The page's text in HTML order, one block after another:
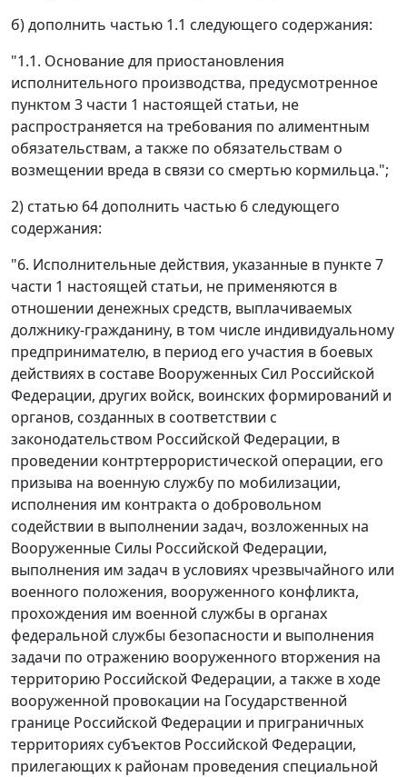
б) дополнить частью 1.1 следующего содержания:
"1.1. Основание для приостановления
исполнительного производства, предусмотренное
пунктом 3 части 1 настоящей статьи, не
распространяется на требования по алиментным
обязательствам, а также по обязательствам о
возмещении вреда в связи со смертью кормильца.";
2) статью 64 дополнить частью 6 следующего
содержания:
"6. Исполнительные действия, указанные в пункте 7
части 1 настоящей статьи, не применяются в
отношении денежных средств, выплачиваемых
должнику-гражданину, в том числе индивидуальному
предпринимателю, в период его участия в боевых
действиях в составе Вооруженных Сил Российской
Федерации, других войск, воинских формирований и
органов, созданных в соответствии с
законодательством Российской Федерации, в
проведении контртеррористической операции, его
призыва на военную службу по мобилизации,
исполнения им контракта о добровольном
содействии в выполнении задач, возложенных на
Вооруженные Силы Российской Федерации,
выполнения им задач в условиях чрезвычайного или
военного положения, вооруженного конфликта,
прохождения им военной службы в органах
федеральной службы безопасности и выполнения
задачи по отражению вооруженного вторжения на
территорию Российской Федерации, а также в ходе
вооруженной провокации на Государственной
границе Российской Федерации и приграничных
территориях субъектов Российской Федерации,
прилегающих к районам проведения специальной